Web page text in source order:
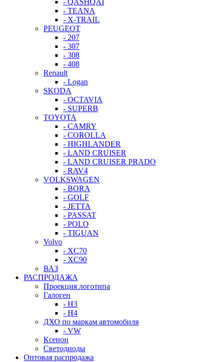
- QASHQAI
- TEANA
- X-TRAIL
PEUGEOT
- 207
- 307
- 308
- 408
Renault
- Logan
SKODA
- OCTAVIA
- SUPERB
TOYOTA
- CAMRY
- COROLLA
- HIGHLANDER
- LAND CRUISER
- LAND CRUISER PRADO
- RAV4
VOLKSWAGEN
- BORA
- GOLF
- JETTA
- PASSAT
- POLO
- TIGUAN
Volvo
- XC70
- XC90
ВАЗ
РАСПРОДАЖА
Проекция логотипа
Галоген
- H3
- H4
ДХО по маркам автомобиля
- VW
Ксенон
Светодиоды
Оптовая распродажа